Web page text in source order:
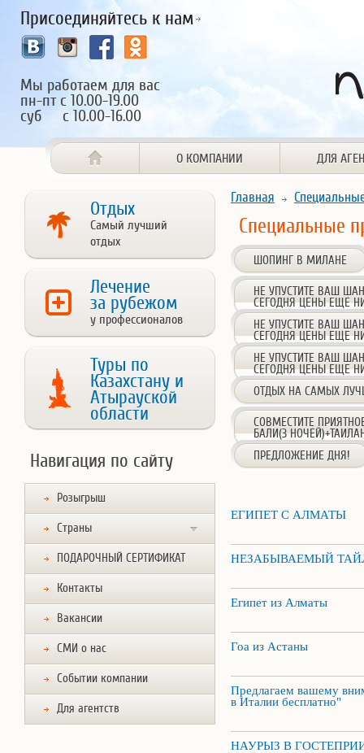
Присоединяйтесь к нам
Мы работаем для вас
пн-пт с 10.00-19.00
суб с 10.00-16.00
О КОМПАНИИ ДЛЯ
Отдых
Самый лучший
отдых
Лечение
за рубежом
у профессионалов
Туры по
Казахстану и
Атырауской
области
Навигация по сайту
Розыгрыш
Страны
ПОДАРОЧНЫЙ СЕРТИФИКАТ
Контакты
Вакансии
СМИ о нас
Событии компании
Для агентств
Главная
Специальные
ШОПИНГ В МИЛАНЕ
НЕ УПУСТИТЕ ВАШ
СЕГОДНЯ ЦЕНЫ ЕЩЕ
НЕ УПУСТИТЕ ВАШ
СЕГОДНЯ ЦЕНЫ ЕЩЕ
НЕ УПУСТИТЕ ВАШ
СЕГОДНЯ ЦЕНЫ ЕЩЕ
ОТДЫХ НА САМЫХ
СОВМЕСТИТЕ
БАЛИ(3
ПРЕДЛОЖЕНИЕ ДНЯ!
ЕГИПЕТ С АЛМАТЫ
НЕЗАБЫВАЕМЫЙ
Египет из Алматы
Гоа из Астаны
Предлагаем вашему
в Италии бесплатно"
НАУРЫЗ В